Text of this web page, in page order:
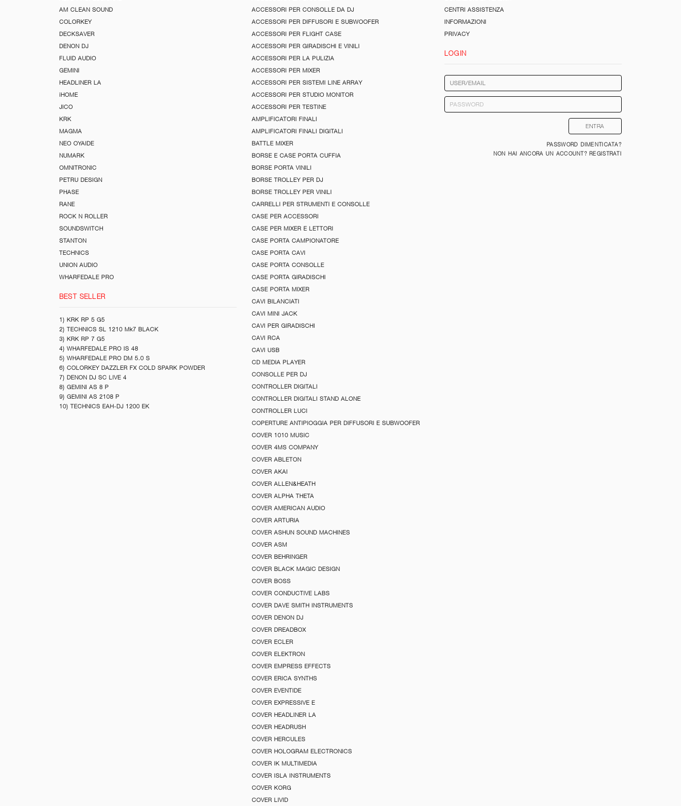
AM CLEAN SOUND
COLORKEY
DECKSAVER
DENON DJ
FLUID AUDIO
GEMINI
HEADLINER LA
iHOME
JICO
KRK
MAGMA
NEO OYAIDE
NUMARK
OMNITRONIC
PETRU DESIGN
PHASE
RANE
ROCK N ROLLER
SOUNDSWITCH
STANTON
TECHNICS
UNION AUDIO
WHARFEDALE PRO
BEST SELLER
1) KRK RP 5 G5
2) TECHNICS SL 1210 Mk7 BLACK
3) KRK RP 7 G5
4) WHARFEDALE PRO IS 48
5) WHARFEDALE PRO DM 5.0 S
6) COLORKEY DAZZLER FX COLD SPARK POWDER
7) DENON DJ SC LIVE 4
8) GEMINI AS 8 P
9) GEMINI AS 2108 P
10) TECHNICS EAH-DJ 1200 EK
ACCESSORI PER CONSOLLE DA DJ
ACCESSORI PER DIFFUSORI E SUBWOOFER
ACCESSORI PER FLIGHT CASE
ACCESSORI PER GIRADISCHI E VINILI
ACCESSORI PER LA PULIZIA
ACCESSORI PER MIXER
ACCESSORI PER SISTEMI LINE ARRAY
ACCESSORI PER STUDIO MONITOR
ACCESSORI PER TESTINE
AMPLIFICATORI FINALI
AMPLIFICATORI FINALI DIGITALI
BATTLE MIXER
BORSE E CASE PORTA CUFFIA
BORSE PORTA VINILI
BORSE TROLLEY PER DJ
BORSE TROLLEY PER VINILI
CARRELLI PER STRUMENTI E CONSOLLE
CASE PER ACCESSORI
CASE PER MIXER E LETTORI
CASE PORTA CAMPIONATORE
CASE PORTA CAVI
CASE PORTA CONSOLLE
CASE PORTA GIRADISCHI
CASE PORTA MIXER
CAVI BILANCIATI
CAVI MINI JACK
CAVI PER GIRADISCHI
CAVI RCA
CAVI USB
CD MEDIA PLAYER
CONSOLLE PER DJ
CONTROLLER DIGITALI
CONTROLLER DIGITALI STAND ALONE
CONTROLLER LUCI
COPERTURE ANTIPIOGGIA PER DIFFUSORI E SUBWOOFER
COVER 1010 MUSIC
COVER 4MS COMPANY
COVER ABLETON
COVER AKAI
COVER ALLEN&HEATH
COVER ALPHA THETA
COVER AMERICAN AUDIO
COVER ARTURIA
COVER ASHUN SOUND MACHINES
COVER ASM
COVER BEHRINGER
COVER BLACK MAGIC DESIGN
COVER BOSS
COVER CONDUCTIVE LABS
COVER DAVE SMITH INSTRUMENTS
COVER DENON DJ
COVER DREADBOX
COVER ECLER
COVER ELEKTRON
COVER EMPRESS EFFECTS
COVER ERICA SYNTHS
COVER EVENTIDE
COVER EXPRESSIVE E
COVER HEADLINER LA
COVER HEADRUSH
COVER HERCULES
COVER HOLOGRAM ELECTRONICS
COVER IK MULTIMEDIA
COVER ISLA INSTRUMENTS
COVER KORG
COVER LIVID
CENTRI ASSISTENZA
INFORMAZIONI
PRIVACY
LOGIN
PASSWORD DIMENTICATA?
NON HAI ANCORA UN ACCOUNT? REGISTRATI